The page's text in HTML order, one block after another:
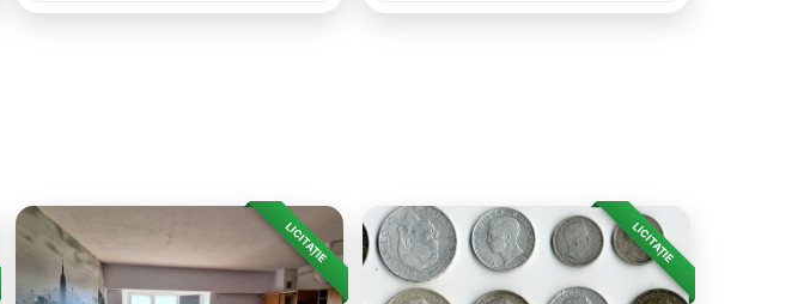
LICITAȚIE LICITAȚIE